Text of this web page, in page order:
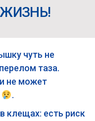
чуть не
таза.
не может
.
клещах: есть риск